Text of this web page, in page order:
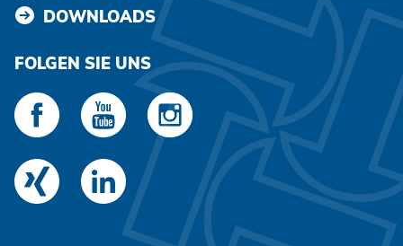
DOWNLOADS
FOLGEN SIE UNS